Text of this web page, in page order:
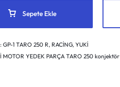
Sepete Ekle
GP-1 TARO 250 R, RACİNG,YUKİ
MOTOR YEDEK PARÇA TARO 250 konjektör